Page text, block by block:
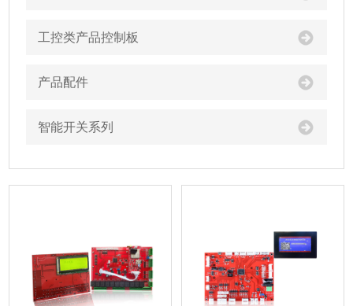
工控类产品控制板
产品配件
智能开关系列